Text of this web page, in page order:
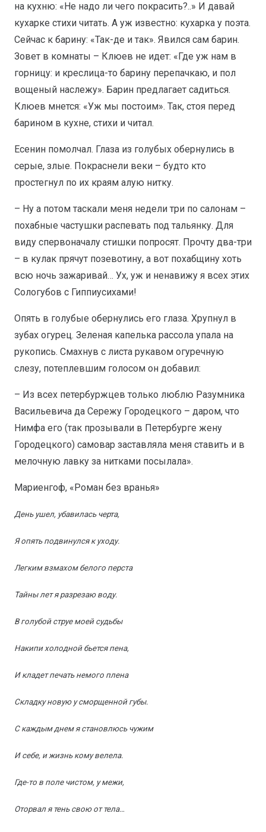
на кухню: «Не надо ли чего покрасить?..» И давай
кухарке стихи читать. А уж известно: кухарка у поэта.
Сейчас к барину: «Так-де и так». Явился сам барин.
Зовет в комнаты – Клюев не идет: «Где уж нам в
горницу: и креслица-то барину перепачкаю, и пол
вощеный наслежу». Барин предлагает садиться.
Клюев мнется: «Уж мы постоим». Так, стоя перед
барином в кухне, стихи и читал.
Есенин помолчал. Глаза из голубых обернулись в
серые, злые. Покраснели веки – будто кто
простегнул по их краям алую нитку.
– Ну а потом таскали меня недели три по салонам –
похабные частушки распевать под тальянку. Для
виду спервоначалу стишки попросят. Прочту два-три
– в кулак прячут позевотину, а вот похабщину хоть
всю ночь зажаривай… Ух, уж и ненавижу я всех этих
Сологубов с Гиппиусихами!
Опять в голубые обернулись его глаза. Хрупнул в
зубах огурец. Зеленая капелька рассола упала на
рукопись. Смахнув с листа рукавом огуречную
слезу, потеплевшим голосом он добавил:
– Из всех петербуржцев только люблю Разумника
Васильевича да Сережу Городецкого – даром, что
Нимфа его (так прозывали в Петербурге жену
Городецкого) самовар заставляла меня ставить и в
мелочную лавку за нитками посылала».
Мариенгоф, «Роман без вранья»
День ушел, убавилась черта,
Я опять подвинулся к уходу.
Легким взмахом белого перста
Тайны лет я разрезаю воду.
В голубой струе моей судьбы
Накипи холодной бьется пена,
И кладет печать немого плена
Складку новую у сморщенной губы.
С каждым днем я становлюсь чужим
И себе, и жизнь кому велела.
Где-то в поле чистом, у межи,
Оторвал я тень свою от тела…